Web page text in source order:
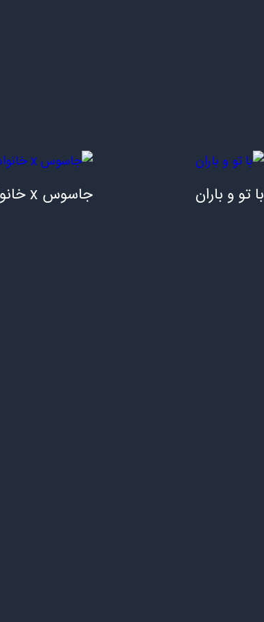
با تو و باران جاسوس x خانواده: کد سفید